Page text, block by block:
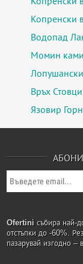
Копренски
Водопад
Момин
Връх Стовци
Язовир
Ofertini събира най-
отстъпки до -60%.
пазарувай изгодно –